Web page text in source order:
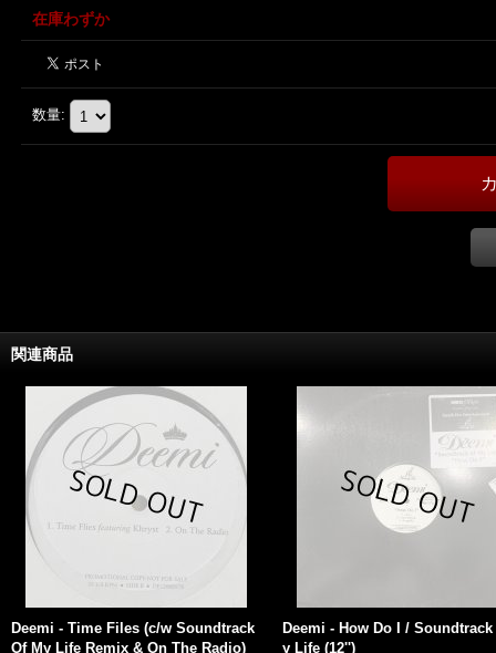
在庫わずか
数量:
関連商品
Deemi - Time Files (c/w Soundtrack
Of My Life Remix & On The Radio)
Deemi - How Do I / Soundtrack
y Life (12'')